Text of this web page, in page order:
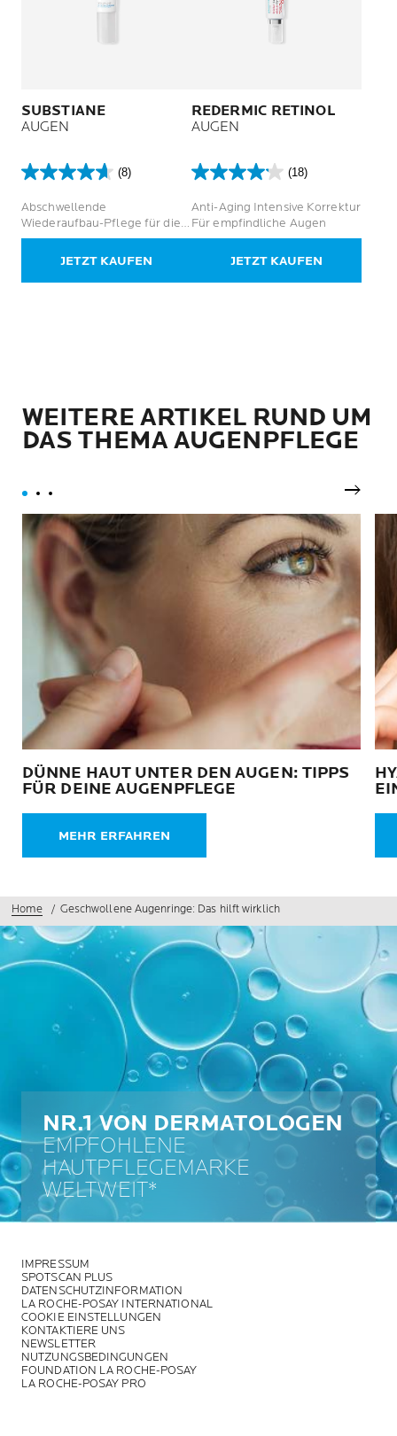
SUBSTIANE
AUGEN
(8)
4.6
5
Sternen.
Bewertungen
Abschwellende
Wiederaufbau-Pflege für die
Augenkontur reifer Haut
JETZT KAUFEN
REDERMIC RETINOL
AUGEN
(18)
4.2
5
Sternen.
Bewertungen
Anti-Aging Intensive Korrektur
Für empfindliche Augen
JETZT KAUFEN
WEITERE ARTIKEL RUND UM
DAS THEMA AUGENPFLEGE
DÜNNE HAUT UNTER DEN AUGEN: TIPPS
FÜR DEINE AUGENPFLEGE
MEHR ERFAHREN
Home Geschwollene Augenringe: Das hilft wirklich
NR.1 VON DERMATOLOGEN
EMPFOHLENE
HAUTPFLEGEMARKE
WELTWEIT*
IMPRESSUM
SPOTSCAN PLUS
DATENSCHUTZINFORMATION
LA ROCHE-POSAY INTERNATIONAL
COOKIE EINSTELLUNGEN
KONTAKTIERE UNS
NEWSLETTER
NUTZUNGSBEDINGUNGEN
FOUNDATION LA ROCHE-POSAY
LA ROCHE-POSAY PRO